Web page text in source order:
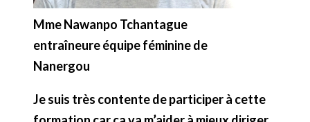
Mme Nawanpo Tchantague
entraîneure équipe féminine de
Nanergou
Je suis très contente de participer à cette